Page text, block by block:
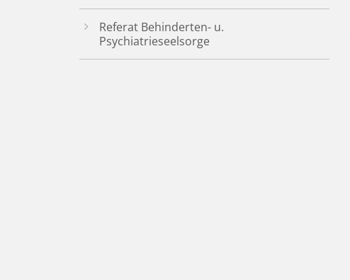
Referat Behinderten- u.
Psychiatrieseelsorge